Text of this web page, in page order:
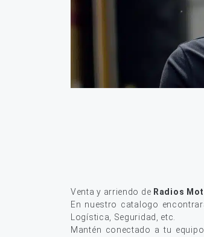
Venta y arriendo de Radios
En nuestro catalogo
Logística, Seguridad, etc.
Mantén conectado a tu